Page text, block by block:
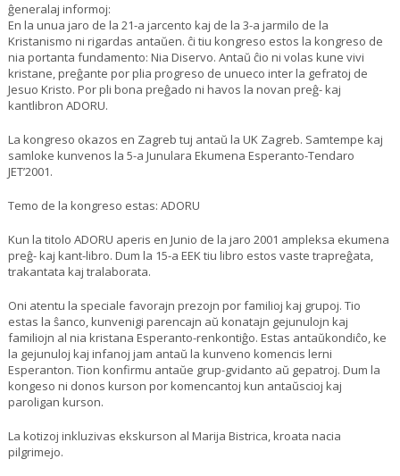
ĝeneralaj informoj:
En la unua jaro de la 21-a jarcento kaj de la 3-a jarmilo de la
Kristanismo ni rigardas antaŭen. ĉi tiu kongreso estos la kongreso de
nia portanta fundamento: Nia Diservo. Antaŭ ĉio ni volas kune vivi
kristane, preĝante por plia progreso de unueco inter la gefratoj de
Jesuo Kristo. Por pli bona preĝado ni havos la novan preĝ- kaj
kantlibron ADORU.
La kongreso okazos en Zagreb tuj antaŭ la UK Zagreb. Samtempe kaj
samloke kunvenos la 5-a Junulara Ekumena Esperanto-Tendaro
JET’2001.
Temo de la kongreso estas: ADORU
Kun la titolo ADORU aperis en Junio de la jaro 2001 ampleksa ekumena
preĝ- kaj kant-libro. Dum la 15-a EEK tiu libro estos vaste trapreĝata,
trakantata kaj tralaborata.
Oni atentu la speciale favorajn prezojn por familioj kaj grupoj. Tio
estas la ŝanco, kunvenigi parencajn aŭ konatajn gejunulojn kaj
familiojn al nia kristana Esperanto-renkontiĝo. Estas antaŭkondiĉo, ke
la gejunuloj kaj infanoj jam antaŭ la kunveno komencis lerni
Esperanton. Tion konfirmu antaŭe grup-gvidanto aŭ gepatroj. Dum la
kongeso ni donos kurson por komencantoj kun antaŭscioj kaj
paroligan kurson.
La kotizoj inkluzivas ekskurson al Marija Bistrica, kroata nacia
pilgrimejo.